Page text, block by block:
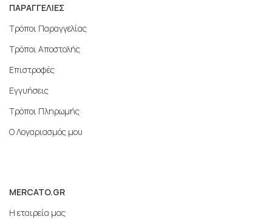
ΠΑΡΑΓΓΕΛΙΕΣ
Τρόποι Παραγγελίας
Τρόποι Αποστολής
Επιστροφές
Εγγυήσεις
Τρόποι Πληρωμής
Ο Λογαριασμός μου
MERCATO.GR
Η εταιρεία μας